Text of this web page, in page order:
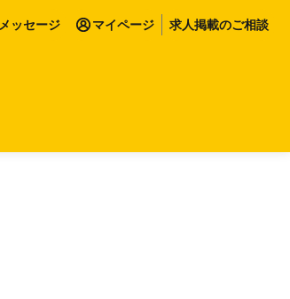
メッセージ マイページ 求人掲載のご相談